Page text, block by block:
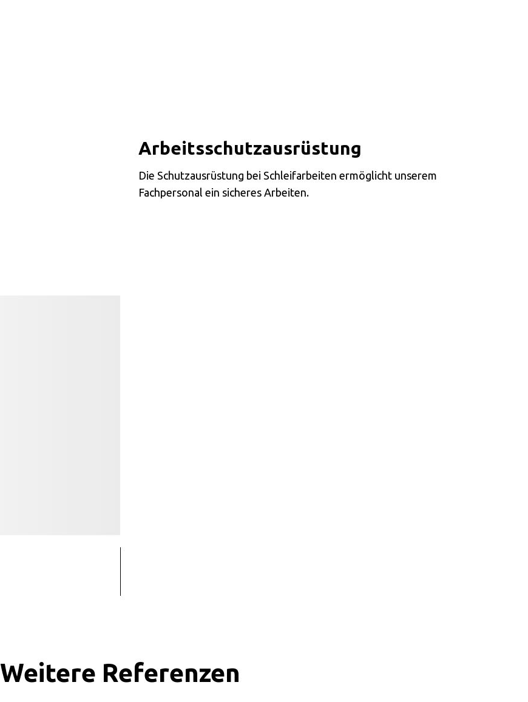
Arbeitsschutzausrüstung
Die Schutzausrüstung bei Schleifarbeiten ermöglicht unserem
Fachpersonal ein sicheres Arbeiten.
Weitere Referenzen